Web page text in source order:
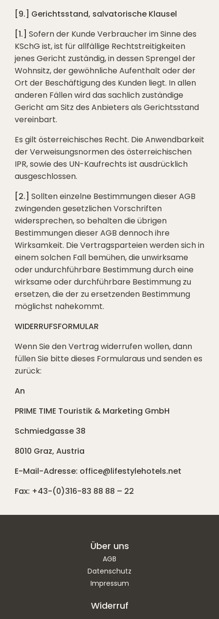
[9.] Gerichtsstand, salvatorische Klausel
[1.] Sofern der Kunde Verbraucher im Sinne des
KSchG ist, ist für allfällige Rechtstreitigkeiten
jenes Gericht zuständig, in dessen Sprengel der
Wohnsitz, der gewöhnliche Aufenthalt oder der
Ort der Beschäftigung des Kunden liegt. In allen
anderen Fällen wird das sachlich zuständige
Gericht am Sitz des Anbieters als Gerichtsstand
vereinbart.
Es gilt österreichisches Recht. Die Anwendbarkeit
der Verweisungsnormen des österreichischen
IPR, sowie des UN-Kaufrechts ist ausdrücklich
ausgeschlossen.
[2.] Sollten einzelne Bestimmungen dieser AGB
zwingenden gesetzlichen Vorschriften
widersprechen, so behalten die übrigen
Bestimmungen dieser AGB dennoch ihre
Wirksamkeit. Die Vertragsparteien werden sich in
einem solchen Fall bemühen, die unwirksame
oder undurchführbare Bestimmung durch eine
wirksame oder durchführbare Bestimmung zu
ersetzen, die der zu ersetzenden Bestimmung
möglichst nahekommt.
WIDERRUFSFORMULAR
Wenn Sie den Vertrag widerrufen wollen, dann
füllen Sie bitte dieses Formularaus und senden es
zurück:
An
PRIME TIME Touristik & Marketing GmbH
Schmiedgasse 38
8010 Graz, Austria
E-Mail-Adresse: office@lifestylehotels.net
Fax: +43-(0)316-83 88 88 – 22
Über uns
AGB
Datenschutz
Impressum
Widerruf